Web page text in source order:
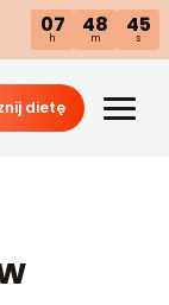
07
h
48
m
45
s
dietę